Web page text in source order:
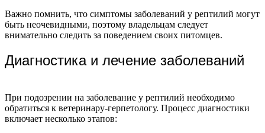
Важно помнить, что симптомы заболеваний у рептилий могут
быть неочевидными, поэтому владельцам следует
внимательно следить за поведением своих питомцев.
Диагностика и лечение заболеваний
При подозрении на заболевание у рептилий необходимо
обратиться к ветеринару-герпетологу. Процесс диагностики
включает несколько этапов: